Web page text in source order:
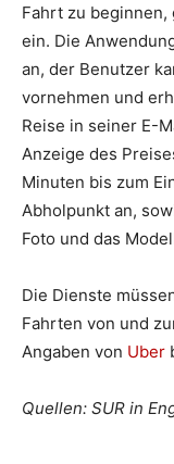
Fahrt zu beginnen,
ein. Die
an, der Benutzer
vornehmen und
Reise in seiner E-
Anzeige des
Minuten bis zum
Abholpunkt an,
Foto und das
Die Dienste
Fahrten von und
Angaben von Uber
Quellen: SUR in